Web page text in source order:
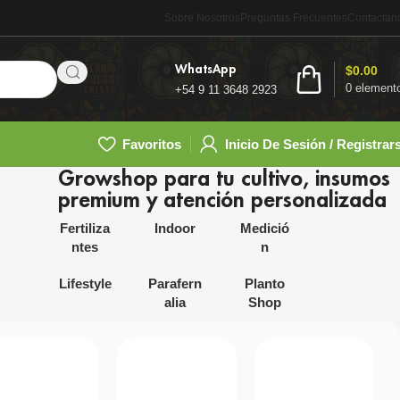
Sobre Nosotros Preguntas Frecuentes
WhatsApp
+54 9 11 3648 2923 0
$0.00
Favoritos Inicio De Sesión /
Growshop para tu cultivo, insumos
premium y atención personalizada
Fertiliza
ntes
Indoor
Medició
n
Lifestyle
Parafern
alia
Planto
Shop